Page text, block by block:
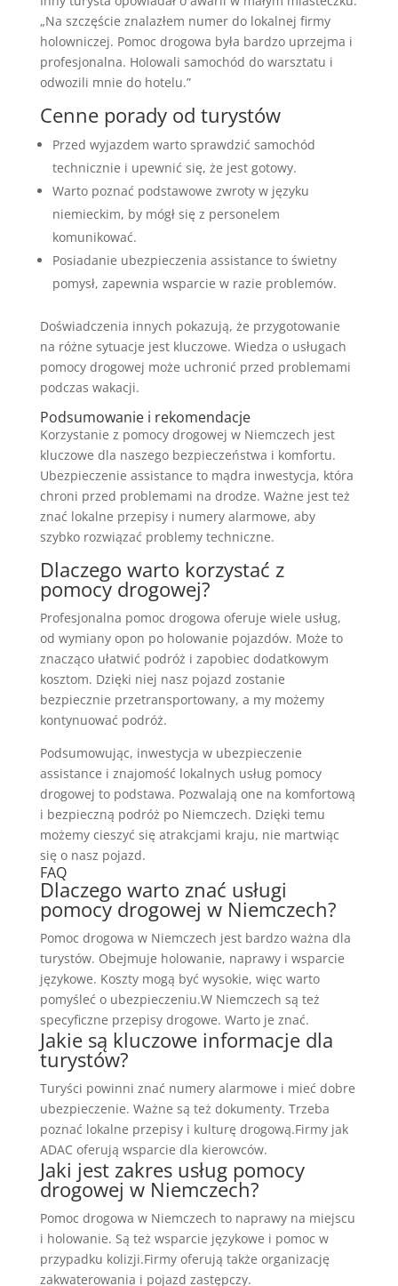
„Na szczęście znalazłem numer do lokalnej firmy
holowniczej. Pomoc drogowa była bardzo uprzejma i
profesjonalna. Holowali samochód do warsztatu i
odwozili mnie do hotelu.”
Cenne porady od turystów
Przed wyjazdem warto sprawdzić samochód
technicznie i upewnić się, że jest gotowy.
Warto poznać podstawowe zwroty w języku
niemieckim, by mógł się z personelem
komunikować.
Posiadanie ubezpieczenia assistance to świetny
pomysł, zapewnia wsparcie w razie problemów.
Doświadczenia innych pokazują, że przygotowanie
na różne sytuacje jest kluczowe. Wiedza o usługach
pomocy drogowej może uchronić przed problemami
podczas wakacji.
Podsumowanie i rekomendacje
Korzystanie z pomocy drogowej w Niemczech jest
kluczowe dla naszego bezpieczeństwa i komfortu.
Ubezpieczenie assistance to mądra inwestycja, która
chroni przed problemami na drodze. Ważne jest też
znać lokalne przepisy i numery alarmowe, aby
szybko rozwiązać problemy techniczne.
Dlaczego warto korzystać z
pomocy drogowej?
Profesjonalna pomoc drogowa oferuje wiele usług,
od wymiany opon po holowanie pojazdów. Może to
znacząco ułatwić podróż i zapobiec dodatkowym
kosztom. Dzięki niej nasz pojazd zostanie
bezpiecznie przetransportowany, a my możemy
kontynuować podróż.
Podsumowując, inwestycja w ubezpieczenie
assistance i znajomość lokalnych usług pomocy
drogowej to podstawa. Pozwalają one na komfortową
i bezpieczną podróż po Niemczech. Dzięki temu
możemy cieszyć się atrakcjami kraju, nie martwiąc
się o nasz pojazd.
FAQ
Dlaczego warto znać usługi
pomocy drogowej w Niemczech?
Pomoc drogowa w Niemczech jest bardzo ważna dla
turystów. Obejmuje holowanie, naprawy i wsparcie
językowe. Koszty mogą być wysokie, więc warto
pomyśleć o ubezpieczeniu.W Niemczech są też
specyficzne przepisy drogowe. Warto je znać.
Jakie są kluczowe informacje dla
turystów?
Turyści powinni znać numery alarmowe i mieć dobre
ubezpieczenie. Ważne są też dokumenty. Trzeba
poznać lokalne przepisy i kulturę drogową.Firmy jak
ADAC oferują wsparcie dla kierowców.
Jaki jest zakres usług pomocy
drogowej w Niemczech?
Pomoc drogowa w Niemczech to naprawy na miejscu
i holowanie. Są też wsparcie językowe i pomoc w
przypadku kolizji.Firmy oferują także organizację
zakwaterowania i pojazd zastępczy.